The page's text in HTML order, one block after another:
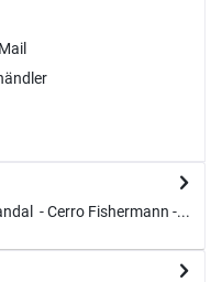
- Cerro Fishermann -...